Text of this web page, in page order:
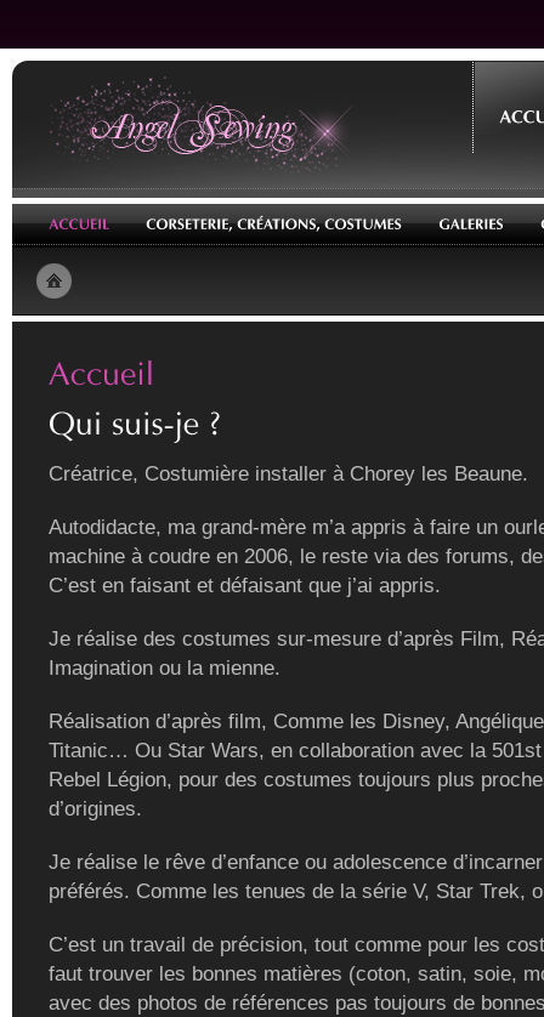
Créatrice, Costumière installer à Chorey les Beaune.
Autodidacte, ma grand-mère m’a appris à faire un
machine à coudre en 2006, le reste via des forums,
C’est en faisant et défaisant que j’ai appris.
Je réalise des costumes sur-mesure d’après Film,
Imagination ou la mienne.
Réalisation d’après film, Comme les Disney,
Titanic… Ou Star Wars, en collaboration avec la
Rebel Légion, pour des costumes toujours plus
d’origines.
Je réalise le rêve d’enfance ou adolescence
préférés. Comme les tenues de la série V, Star Trek,
C’est un travail de précision, tout comme pour les
faut trouver les bonnes matières (coton, satin, soie,
avec des photos de références pas toujours de